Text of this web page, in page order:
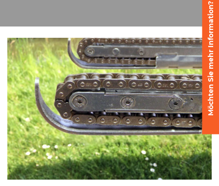
Möchten Sie mehr Information?
Feste Förderbandsysteme
Absetzen und Auseinanderstellen
Liefern
Liefersysteme
Kartontransport
Verpacken - Einpacken - Sortieren